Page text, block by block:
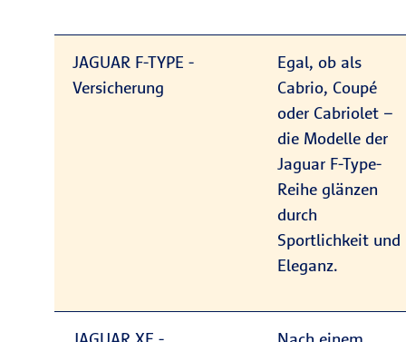
JAGUAR F‑TYPE -
Versicherung
Egal, ob als
Cabrio, Coupé
oder Cabriolet –
die Modelle der
Jaguar F-Type-
Reihe glänzen
durch
Sportlichkeit und
Eleganz.